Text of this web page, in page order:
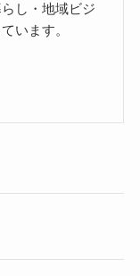
し・地域ビジ
います。